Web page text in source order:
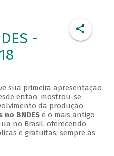
-
sua primeira apresentação
então, mostrou-se
da produção
no BNDESé o mais antigo
no Brasil, oferecendo
e gratuitas, sempre às